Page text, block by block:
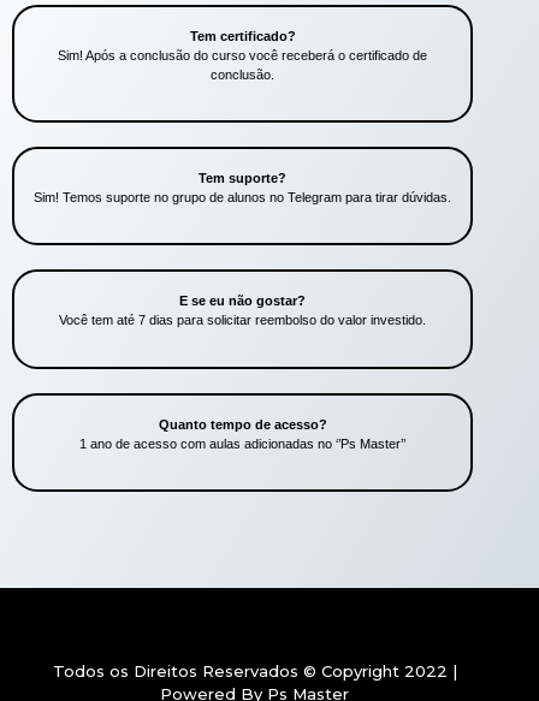
Tem certificado?
Sim! Após a conclusão do curso você receberá o certificado de
conclusão.
Tem suporte?
Sim! Temos suporte no grupo de alunos no Telegram para tirar dúvidas.
E se eu não gostar?
Você tem até 7 dias para solicitar reembolso do valor investido.
Quanto tempo de acesso?
1 ano de acesso com aulas adicionadas no ‘’Ps Master’’
Todos os Direitos Reservados © Copyright 2022 |
Powered By Ps Master